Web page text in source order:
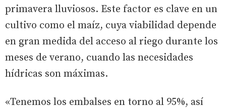
primavera lluviosos. Este factor es clave en un
cultivo como el maíz, cuya viabilidad depende
en gran medida del acceso al riego durante los
meses de verano, cuando las necesidades
hídricas son máximas.
«Tenemos los embalses en torno al 95%, así